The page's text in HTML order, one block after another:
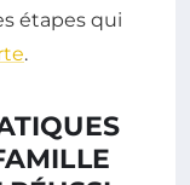
étapes qui
.